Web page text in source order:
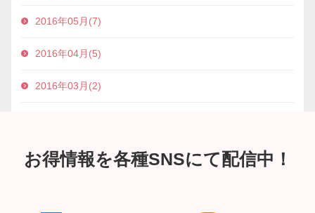
2016年05月(7)
2016年04月(5)
2016年03月(2)
お得情報を各種SNSにて配信中！